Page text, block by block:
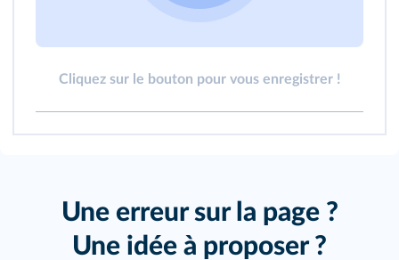
Cliquez sur le bouton pour vous enregistrer !
Une erreur sur la page ?
Une idée à proposer ?